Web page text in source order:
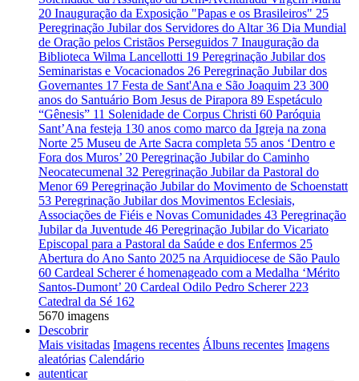
20 Inauguração da Exposição "Papas e os Brasileiros" 25
Peregrinação Jubilar dos Servidores do Altar36 Dia Mundial
de Oração pelos Cristãos Perseguidos 7 Inauguração da
Biblioteca Wilma Lancellotti 19 Peregrinação Jubilar dos
Seminaristas e Vocacionados 26 Peregrinação Jubilar dos
Governantes 17 Festa de Sant'Ana e São Joaquim 23 300
anos do Santuário Bom Jesus de Pirapora 89 Espetáculo
“Gênesis” 11 Solenidade de Corpus Christi 60 Paróquia
Sant’Ana festeja 130 anos como marco da Igreja na zona
Norte 25 Museu de Arte Sacra completa 55 anos ‘Dentro e
Fora dos Muros’ 20 Peregrinação Jubilar do Caminho
Neocatecumenal 32 Peregrinação Jubilar da Pastoral do
Menor69 Peregrinação Jubilar do Movimento de Schoenstatt
53 Peregrinação Jubilar dos Movimentos Eclesiais,
Associações de Fiéis e Novas Comunidades 43 Peregrinação
Jubilar da Juventude 46 Peregrinação Jubilar do Vicariato
Episcopal para a Pastoral da Saúde e dos Enfermos 25
Abertura do Ano Santo 2025 na Arquidiocese de São Paulo
60 Cardeal Scherer é homenageado com a Medalha ‘Mérito
Santos-Dumont’ 20 Cardeal Odilo Pedro Scherer 223
Catedral da Sé 162
5670 imagens
Descobrir
Mais visitadas Imagens recentes Álbuns recentes Imagens
aleatórias Calendário
autenticar